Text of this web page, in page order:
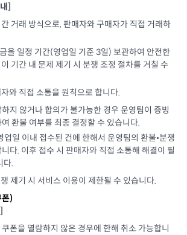
]
거래 방식으로, 판매자와 구매자가 직접 거래하
을 일정 기간(영업일 기준 3일) 보관하여 안전한
기간 내 문제 제기 시 분쟁 조정 절차를 거칠 수
와 직접 소통을 원칙으로 합니다.
지 않거나 합의가 불가능한 경우 운영팀이 증빙
환불 여부를 최종 결정할 수 있습니다.
업일 이내 접수된 건에 한해서 운영팀의 환불•분쟁
다. 이후 접수 시 판매자와 직접 소통해 해결이 필
다.
제기 시 서비스 이용이 제한될 수 있습니다.
폰)
폰을 열람하지 않은 경우에 한해 취소 가능합니